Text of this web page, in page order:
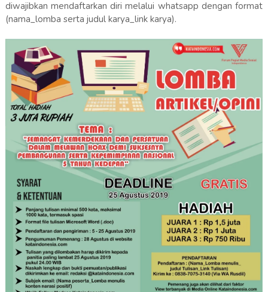
diwajibkan mendaftarkan diri melalui whatsapp dengan format
(nama_lomba serta judul karya_link karya).